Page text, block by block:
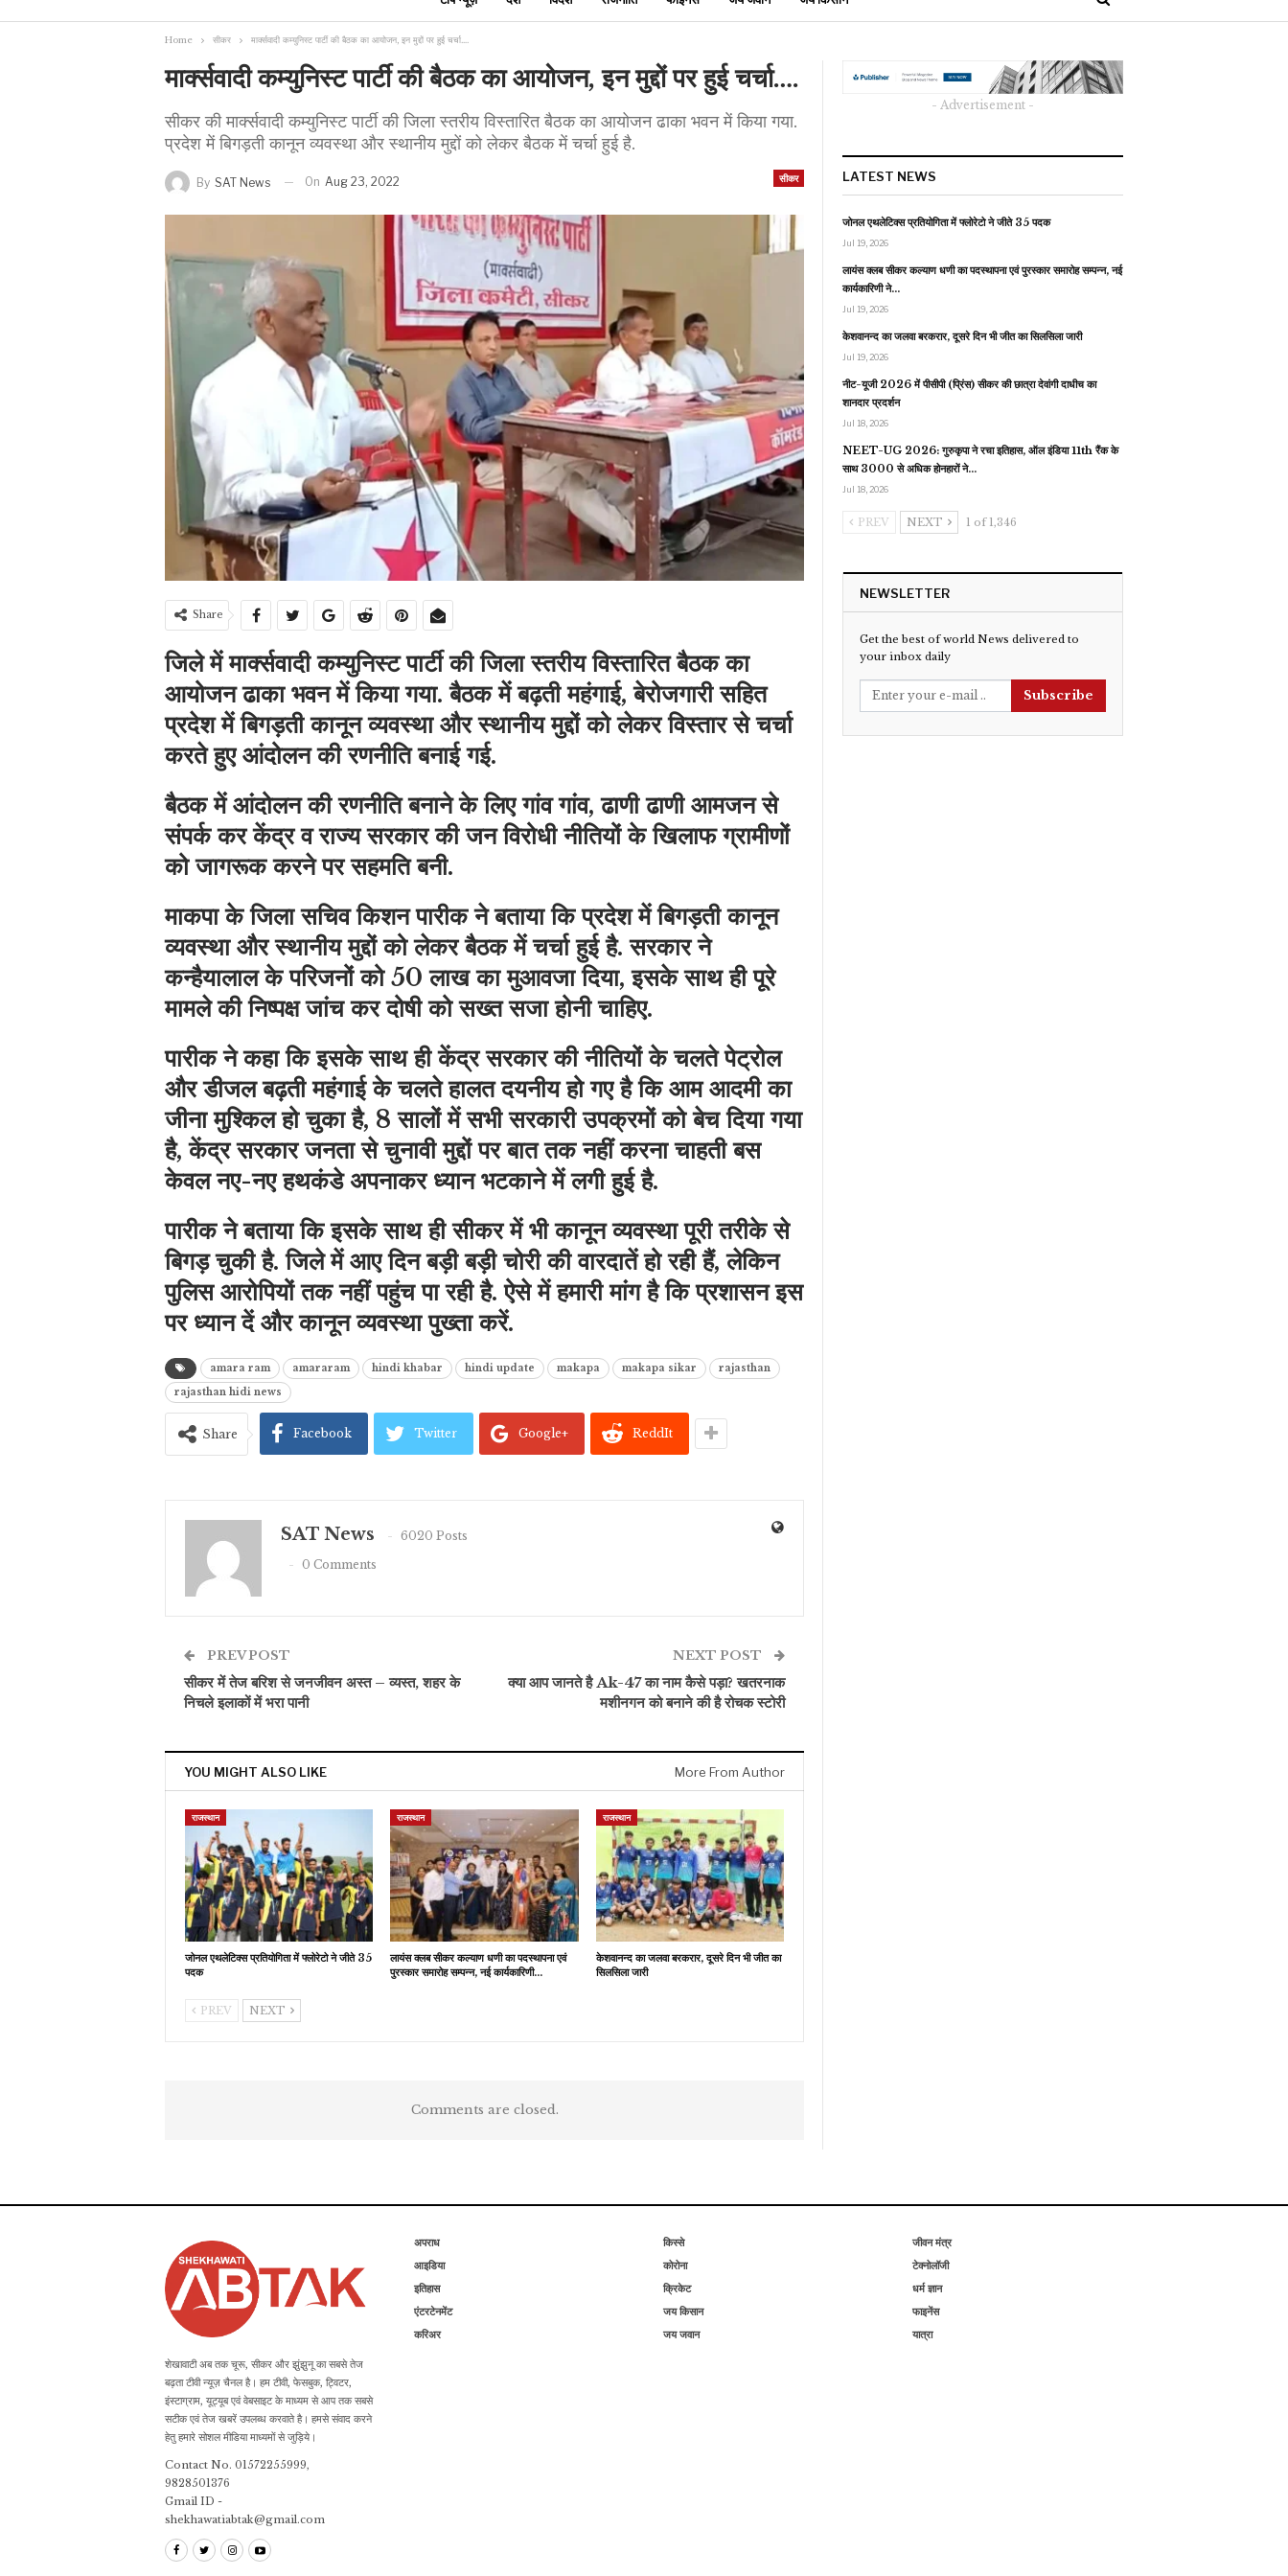
Home सीकर मार्क्सवादी कम्युनिस्ट पार्टी की बैठक का आयोजन, इन मुद्दों पर हुई चर्चा….
मार्क्सवादी कम्युनिस्ट पार्टी की बैठक का आयोजन, इन मुद्दों पर हुई चर्चा….
सीकर की मार्क्सवादी कम्युनिस्ट पार्टी की जिला स्तरीय विस्तारित बैठक का आयोजन ढाका भवन में किया गया.
प्रदेश में बिगड़ती कानून व्यवस्था और स्थानीय मुद्दों को लेकर बैठक में चर्चा हुई है.
सीकर
By SAT News On Aug 23, 2022
Share
जिले में मार्क्सवादी कम्युनिस्ट पार्टी की जिला स्तरीय विस्तारित बैठक का
आयोजन ढाका भवन में किया गया. बैठक में बढ़ती महंगाई, बेरोजगारी सहित
प्रदेश में बिगड़ती कानून व्यवस्था और स्थानीय मुद्दों को लेकर विस्तार से चर्चा
करते हुए आंदोलन की रणनीति बनाई गई.
बैठक में आंदोलन की रणनीति बनाने के लिए गांव गांव, ढाणी ढाणी आमजन से
संपर्क कर केंद्र व राज्य सरकार की जन विरोधी नीतियों के खिलाफ ग्रामीणों
को जागरूक करने पर सहमति बनी.
माकपा के जिला सचिव किशन पारीक ने बताया कि प्रदेश में बिगड़ती कानून
व्यवस्था और स्थानीय मुद्दों को लेकर बैठक में चर्चा हुई है. सरकार ने
कन्हैयालाल के परिजनों को 50 लाख का मुआवजा दिया, इसके साथ ही पूरे
मामले की निष्पक्ष जांच कर दोषी को सख्त सजा होनी चाहिए.
पारीक ने कहा कि इसके साथ ही केंद्र सरकार की नीतियों के चलते पेट्रोल
और डीजल बढ़ती महंगाई के चलते हालत दयनीय हो गए है कि आम आदमी का
जीना मुश्किल हो चुका है, 8 सालों में सभी सरकारी उपक्रमों को बेच दिया गया
है, केंद्र सरकार जनता से चुनावी मुद्दों पर बात तक नहीं करना चाहती बस
केवल नए-नए हथकंडे अपनाकर ध्यान भटकाने में लगी हुई है.
पारीक ने बताया कि इसके साथ ही सीकर में भी कानून व्यवस्था पूरी तरीके से
बिगड़ चुकी है. जिले में आए दिन बड़ी बड़ी चोरी की वारदातें हो रही हैं, लेकिन
पुलिस आरोपियों तक नहीं पहुंच पा रही है. ऐसे में हमारी मांग है कि प्रशासन इस
पर ध्यान दें और कानून व्यवस्था पुख्ता करें.
amara ram amararam hindi khabar hindi update makapa makapa sikar
rajasthan
rajasthan hidi news
Share Facebook Twitter Google+ ReddIt
SAT News
6020 Posts
0 Comments
PREV POST
सीकर में तेज बरिश से जनजीवन अस्त – व्यस्त, शहर के
निचले इलाकों में भरा पानी
NEXT POST
क्या आप जानते है Ak-47 का नाम कैसे पड़ा? खतरनाक
मशीनगन को बनाने की है रोचक स्‍टोरी
YOU MIGHT ALSO LIKE More From Author
राजस्थान
जोनल एथलेटिक्स प्रतियोगिता में फ्लोरेटो ने जीते 35
पदक
राजस्थान
लायंस क्लब सीकर कल्याण धणी का पदस्थापना एवं
पुरस्कार समारोह सम्पन्न, नई कार्यकारिणी…
राजस्थान
केशवानन्द का जलवा बरकरार, दूसरे दिन भी जीत का
सिलसिला जारी
PREV NEXT
Comments are closed.
- Advertisement -
LATEST NEWS
जोनल एथलेटिक्स प्रतियोगिता में फ्लोरेटो ने जीते 35 पदक
Jul 19, 2026
लायंस क्लब सीकर कल्याण धणी का पदस्थापना एवं पुरस्कार समारोह सम्पन्न, नई
कार्यकारिणी ने…
Jul 19, 2026
केशवानन्द का जलवा बरकरार, दूसरे दिन भी जीत का सिलसिला जारी
Jul 19, 2026
नीट-यूजी 2026 में पीसीपी (प्रिंस) सीकर की छात्रा देवांगी दाधीच का
शानदार प्रदर्शन
Jul 18, 2026
NEET-UG 2026: गुरुकृपा ने रचा इतिहास, ऑल इंडिया 11th रैंक के
साथ 3000 से अधिक होनहारों ने…
Jul 18, 2026
PREV NEXT 1 of 1,346
NEWSLETTER
Get the best of world News delivered to
your inbox daily
Subscribe
शेखावाटी अब तक चूरू, सीकर और झुंझुनू का सबसे तेज
बढ़ता टीवी न्यूज़ चैनल है। हम टीवी, फेसबुक, ट्विटर,
इंस्टाग्राम, यूट्यूब एवं वेबसाइट के माध्यम से आप तक सबसे
सटीक एवं तेज खबरें उपलब्ध करवाते है। हमसे संवाद करने
हेतु हमारे सोशल मीडिया माध्यमों से जुड़िये।
Contact No. 01572255999,
9828501376
Gmail ID -
shekhawatiabtak@gmail.com
अपराध
आइडिया
इतिहास
एंटरटेनमेंट
करिअर
किस्से
कोरोना
क्रिकेट
जय किसान
जय जवान
जीवन मंत्र
टेक्नोलॉजी
धर्म ज्ञान
फाइनेंस
यात्रा